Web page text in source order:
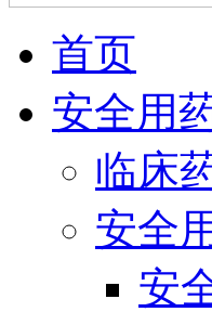
首页
安全用
临床
安全
安